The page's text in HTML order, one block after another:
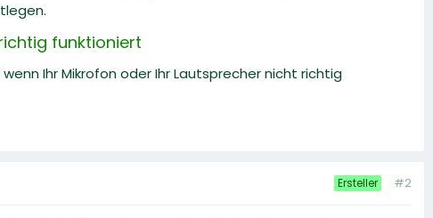
funktioniert
Ihr Mikrofon oder Ihr Lautsprecher nicht richtig
Ersteller #2